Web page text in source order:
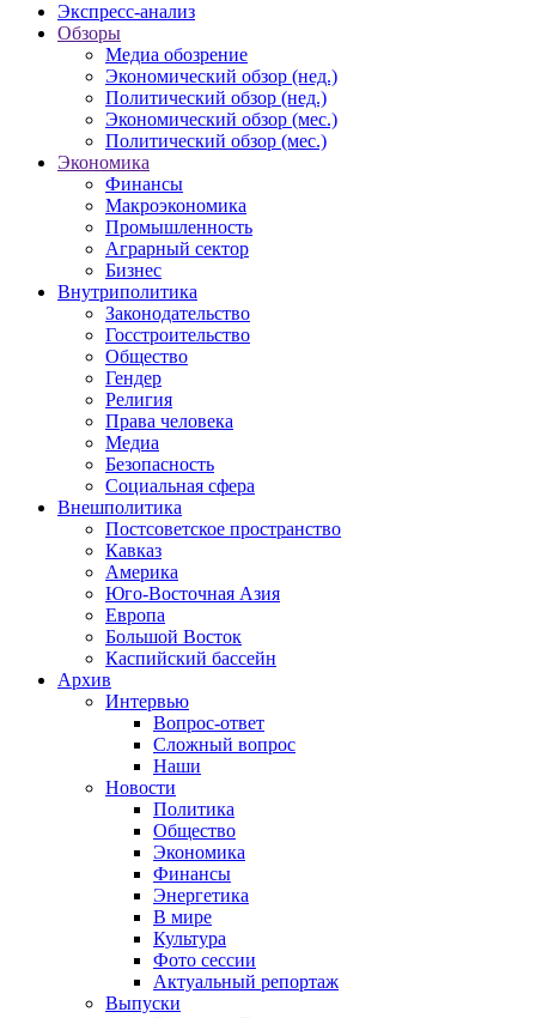
Экспресс-анализ
Обзоры
Медиа обозрение
Экономический обзор (нед.)
Политический обзор (нед.)
Экономический обзор (мес.)
Политический обзор (мес.)
Экономика
Финансы
Макроэкономика
Промышленность
Аграрный сектор
Бизнес
Внутриполитика
Законодательство
Госстроительство
Общество
Гендер
Религия
Права человека
Медиа
Безопасность
Социальная сфера
Внешполитика
Постсоветское пространство
Кавказ
Америка
Юго-Восточная Азия
Европа
Большой Восток
Каспийский бассейн
Архив
Интервью
Вопрос-ответ
Сложный вопрос
Наши
Новости
Политика
Общество
Экономика
Финансы
Энергетика
В мире
Культура
Фото сессии
Актуальный репортаж
Выпуски